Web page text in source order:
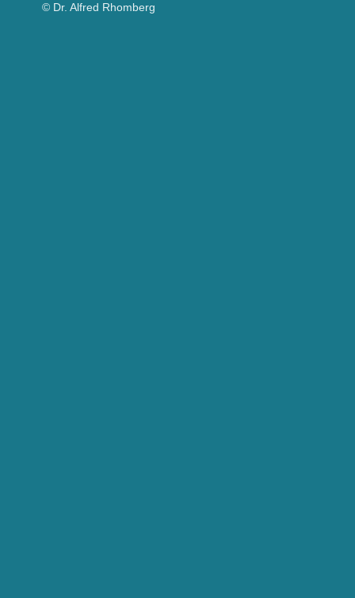
© Dr. Alfred Rhomberg